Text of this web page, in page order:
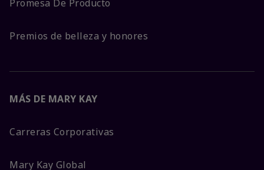
Promesa De Producto
Premios de belleza y honores
MÁS DE MARY KAY
Carreras Corporativas
Mary Kay Global